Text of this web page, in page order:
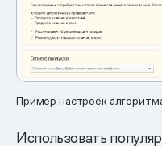
Пример настроек
Использовать